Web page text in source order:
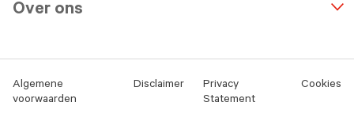
Over ons
Algemene
voorwaarden
Disclaimer
Privacy
Statement
Cookies